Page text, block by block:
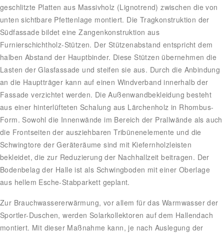
geschlitzte Platten aus Massivholz (Lignotrend) zwischen die von
unten sichtbare Pfettenlage montiert. Die Tragkonstruktion der
Südfassade bildet eine Zangenkonstruktion aus
Furnierschichtholz-Stützen. Der Stützenabstand entspricht dem
halben Abstand der Hauptbinder. Diese Stützen übernehmen die
Lasten der Glasfassade und steifen sie aus. Durch die Anbindung
an die Hauptträger kann auf einen Windverband innerhalb der
Fassade verzichtet werden. Die Außenwandbekleidung besteht
aus einer hinterlüfteten Schalung aus Lärchenholz in Rhombus-
Form. Sowohl die Innenwände im Bereich der Prallwände als auch
die Frontseiten der ausziehbaren Tribünenelemente und die
Schwingtore der Geräteräume sind mit Kiefernholzleisten
bekleidet, die zur Reduzierung der Nachhallzeit beitragen. Der
Bodenbelag der Halle ist als Schwingboden mit einer Oberlage
aus hellem Esche-Stabparkett geplant.
Zur Brauchwassererwärmung, vor allem für das Warmwasser der
Sportler-Duschen, werden Solarkollektoren auf dem Hallendach
montiert. Mit dieser Maßnahme kann, je nach Auslegung der